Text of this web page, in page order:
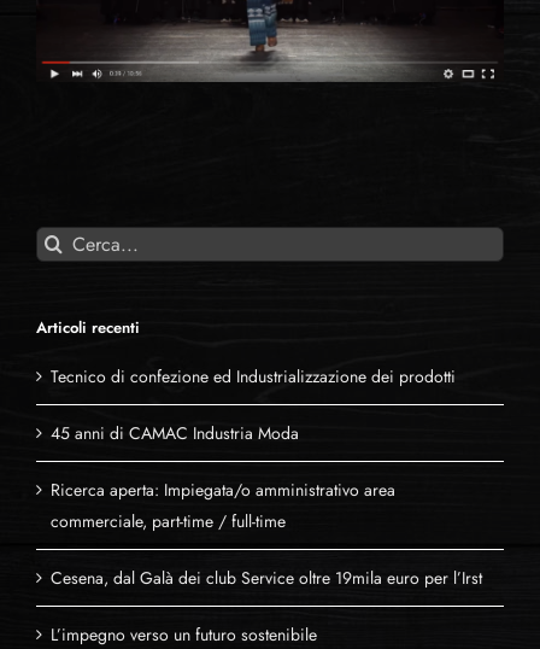
Cerca
Articoli recenti
Tecnico di confezione ed Industrializzazione dei prodotti
45 anni di CAMAC Industria Moda
Ricerca aperta: Impiegata/o amministrativo area
commerciale, part-time / full-time
Cesena, dal Galà dei club Service oltre 19mila euro per l’Irst
L’impegno verso un futuro sostenibile